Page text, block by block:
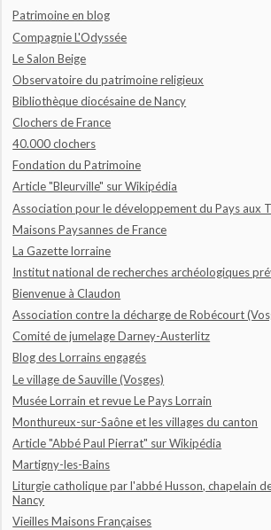
Patrimoine en blog
Compagnie L'Odyssée
Le Salon Beige
Observatoire du patrimoine religieux
Bibliothèque diocésaine de Nancy
Clochers de France
40.000 clochers
Fondation du Patrimoine
Article "Bleurville" sur Wikipédia
Association pour le développement du Pays aux
Maisons Paysannes de France
La Gazette lorraine
Institut national de recherches archéologiques
Bienvenue à Claudon
Association contre la décharge de Robécourt
Comité de jumelage Darney-Austerlitz
Blog des Lorrains engagés
Le village de Sauville (Vosges)
Musée Lorrain et revue Le Pays Lorrain
Monthureux-sur-Saône et les villages du canton
Article "Abbé Paul Pierrat" sur Wikipédia
Martigny-les-Bains
Liturgie catholique par l'abbé Husson, chapelain
Nancy
Vieilles Maisons Françaises